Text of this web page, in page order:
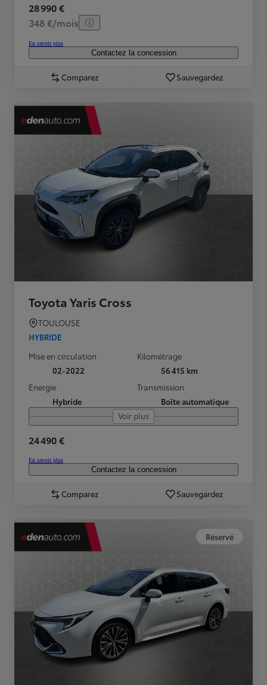
28 990 €
348 €/mois
En savoir plus
Contactez la concession
Comparez Sauvegardez
Toyota Yaris Cross
TOULOUSE
HYBRIDE
Mise en circulation
02-2022
Kilométrage
56 415 km
Energie
Hybride
Transmission
Boîte automatique
Voir plus
24 490 €
En savoir plus
Contactez la concession
Comparez Sauvegardez
Réservé